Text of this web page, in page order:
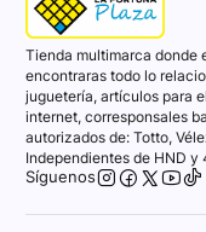
Tienda multimarca donde
encontraras todo lo
juguetería, artículos para
internet, corresponsales
autorizados de: Totto,
Independientes de HND y
Síguenos